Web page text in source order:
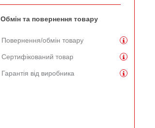
Обмін та повернення товару
Повернення/обмін товару
Сертифікований товар
Гарантія від виробника